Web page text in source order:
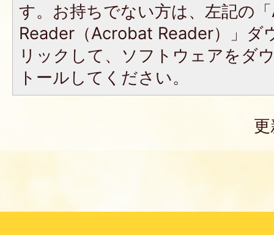
す。お持ちでない方は、左記の
Reader（Acrobat Reader）」ダ
リックして、ソフトウェアをダ
トールしてください。